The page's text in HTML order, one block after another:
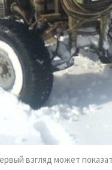
взгляд может